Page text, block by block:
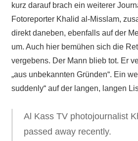
kurz darauf brach ein weiterer
Fotoreporter Khalid al-Misslam,
direkt daneben, ebenfalls auf der
um. Auch hier bemühen sich die
vergebens. Der Mann blieb tot. Er
„aus unbekannten Gründen“. Ein
suddenly“ auf der langen, langen
Al Kass TV photojournalist
passed away recently.